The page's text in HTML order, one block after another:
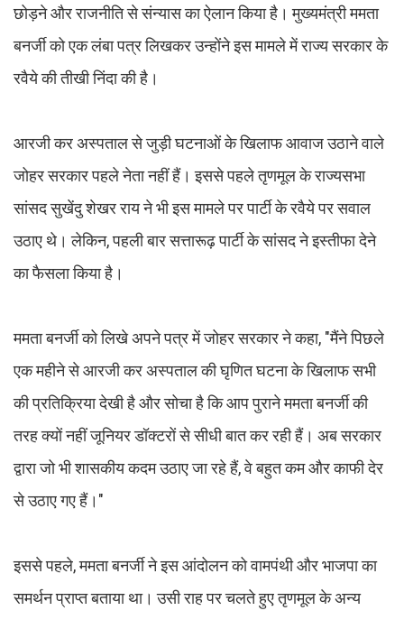
छोड़ने और राजनीति से संन्यास का ऐलान किया है। मुख्यमंत्री ममता
बनर्जी को एक लंबा पत्र लिखकर उन्होंने इस मामले में राज्य सरकार के
रवैये की तीखी निंदा की है।
आरजी कर अस्पताल से जुड़ी घटनाओं के खिलाफ आवाज उठाने वाले
जोहर सरकार पहले नेता नहीं हैं। इससे पहले तृणमूल के राज्यसभा
सांसद सुखेंदु शेखर राय ने भी इस मामले पर पार्टी के रवैये पर सवाल
उठाए थे। लेकिन, पहली बार सत्तारूढ़ पार्टी के सांसद ने इस्तीफा देने
का फैसला किया है।
ममता बनर्जी को लिखे अपने पत्र में जोहर सरकार ने कहा, "मैंने पिछले
एक महीने से आरजी कर अस्पताल की घृणित घटना के खिलाफ सभी
की प्रतिक्रिया देखी है और सोचा है कि आप पुराने ममता बनर्जी की
तरह क्यों नहीं जूनियर डॉक्टरों से सीधी बात कर रही हैं। अब सरकार
द्वारा जो भी शासकीय कदम उठाए जा रहे हैं, वे बहुत कम और काफी देर
से उठाए गए हैं।"
इससे पहले, ममता बनर्जी ने इस आंदोलन को वामपंथी और भाजपा का
समर्थन प्राप्त बताया था। उसी राह पर चलते हुए तृणमूल के अन्य